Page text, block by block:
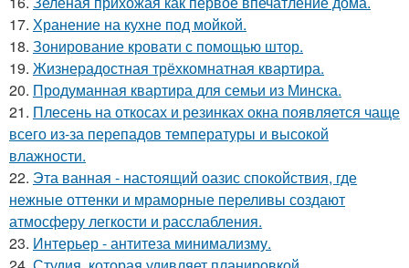
17. Хранение на кухне под мойкой.
18. Зонирование кровати с помощью штор.
19. Жизнерадостная трёхкомнатная квартира.
20. Продуманная квартира для семьи из Минска.
21. Плесень на откосах и резинках окна появляется чаще
всего из-за перепадов температуры и высокой
влажности.
22. Эта ванная - настоящий оазис спокойствия, где
нежные оттенки и мраморные переливы создают
атмосферу легкости и расслабления.
23. Интерьер - антитеза минимализму.